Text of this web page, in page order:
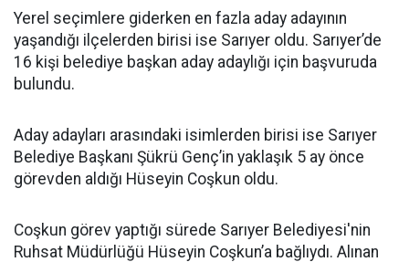
Yerel seçimlere giderken en fazla aday adayının
yaşandığı ilçelerden birisi ise Sarıyer oldu. Sarıyer’de
16 kişi belediye başkan aday adaylığı için başvuruda
bulundu.
Aday adayları arasındaki isimlerden birisi ise Sarıyer
Belediye Başkanı Şükrü Genç’in yaklaşık 5 ay önce
görevden aldığı Hüseyin Coşkun oldu.
Coşkun görev yaptığı sürede Sarıyer Belediyesi'nin
Ruhsat Müdürlüğü Hüseyin Coşkun’a bağlıydı. Alınan